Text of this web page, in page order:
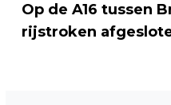
Op de A16 tussen
rijstroken